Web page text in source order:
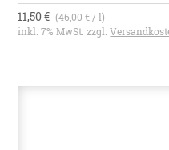
11,50 € (46,00 € / l)
inkl. 7% MwSt. zzgl.